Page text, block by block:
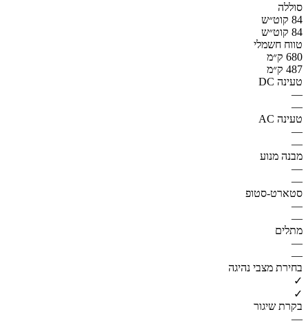
סוללה
84 קוט״ש
84 קוט״ש
טווח חשמלי
680 ק״מ
487 ק״מ
טעינה DC
—
—
טעינה AC
—
—
מבנה מנוע
—
—
סטארט-סטופ
—
—
מתלים
—
—
בחירת מצבי נהיגה
✓
✓
בקרת שיגור
—